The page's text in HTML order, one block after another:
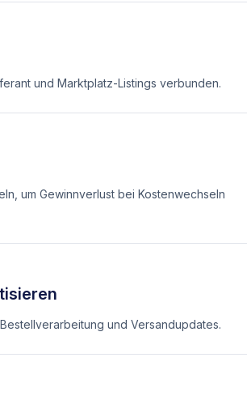
und Marktplatz-Listings verbunden.
um Gewinnverlust bei Kostenwechseln
und Versandupdates.